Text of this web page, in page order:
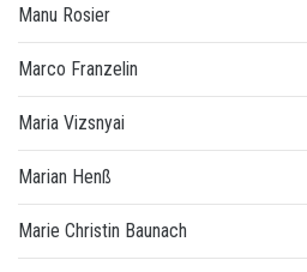
Manu Rosier
Marco Franzelin
Maria Vizsnyai
Marian Henß
Marie Christin Baunach